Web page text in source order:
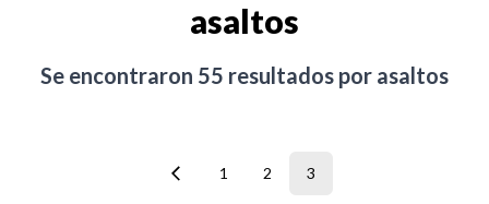
asaltos
Se encontraron 55 resultados por asaltos
1 2 3